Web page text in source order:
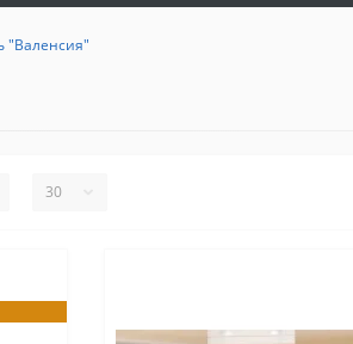
"Валенсия"